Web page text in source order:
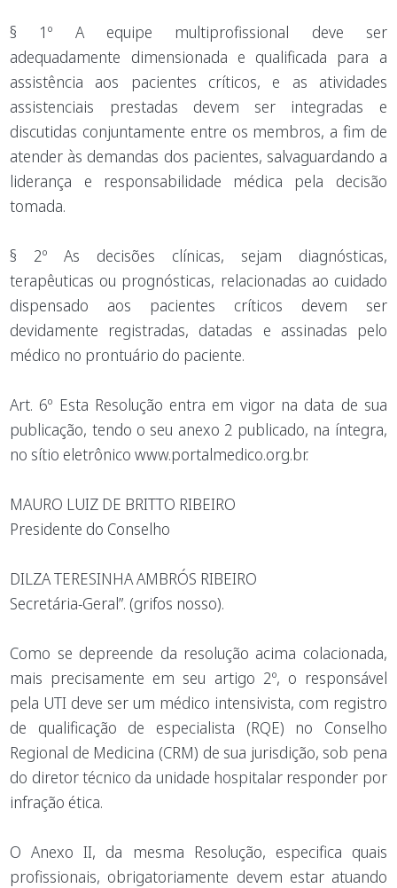
§ 1º A equipe multiprofissional deve ser
adequadamente dimensionada e qualificada para a
assistência aos pacientes críticos, e as atividades
assistenciais prestadas devem ser integradas e
discutidas conjuntamente entre os membros, a fim de
atender às demandas dos pacientes, salvaguardando a
liderança e responsabilidade médica pela decisão
tomada.
§ 2º As decisões clínicas, sejam diagnósticas,
terapêuticas ou prognósticas, relacionadas ao cuidado
dispensado aos pacientes críticos devem ser
devidamente registradas, datadas e assinadas pelo
médico no prontuário do paciente.
Art. 6º Esta Resolução entra em vigor na data de sua
publicação, tendo o seu anexo 2 publicado, na íntegra,
no sítio eletrônico www.portalmedico.org.br.
MAURO LUIZ DE BRITTO RIBEIRO
Presidente do Conselho
DILZA TERESINHA AMBRÓS RIBEIRO
Secretária-Geral”. (grifos nosso).
Como se depreende da resolução acima colacionada,
mais precisamente em seu artigo 2º, o responsável
pela UTI deve ser um médico intensivista, com registro
de qualificação de especialista (RQE) no Conselho
Regional de Medicina (CRM) de sua jurisdição, sob pena
do diretor técnico da unidade hospitalar responder por
infração ética.
O Anexo II, da mesma Resolução, especifica quais
profissionais, obrigatoriamente devem estar atuando